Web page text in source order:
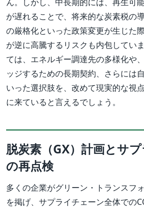
が遅れることで、将来的な炭素税の
の厳格化といった政策変更が生じた
が逆に高騰するリスクも内包してい
ては、エネルギー調達先の多様化や
ッジするための長期契約、さらには
いった選択肢を、改めて現実的な視
に来ていると言えるでしょう。
脱炭素（GX）計画とサ
の再点検
多くの企業がグリーン・トランスフ
を掲げ、サプライチェーン全体での